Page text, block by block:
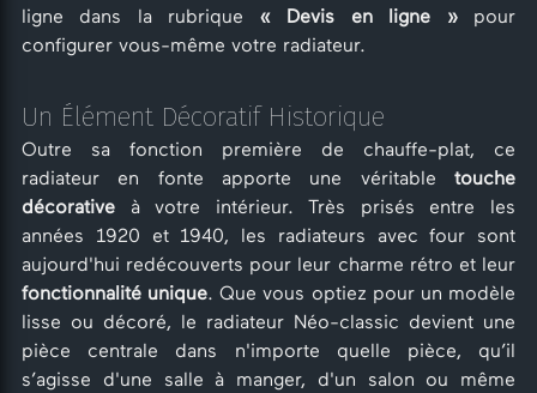
ligne dans la rubrique « Devis en ligne »pour
configurer vous-même votre radiateur.
Un Élément Décoratif Historique
Outre sa fonction première de chauffe-plat, ce
radiateur en fonte apporte une véritable touche
décorative à votre intérieur. Très prisés entre les
années 1920 et 1940, les radiateurs avec four sont
aujourd'hui redécouverts pour leur charme rétro et leur
fonctionnalité unique. Que vous optiez pour un modèle
lisse ou décoré, le radiateur Néo-classic devient une
pièce centrale dans n'importe quelle pièce, qu’il
s’agisse d'une salle à manger, d'un salon ou même